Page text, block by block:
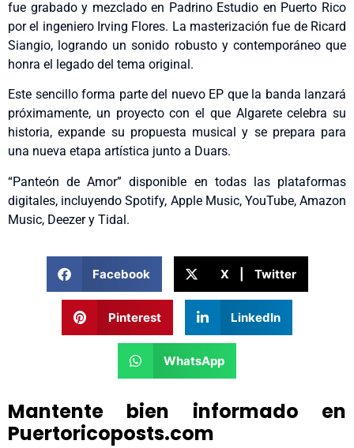
fue grabado y mezclado en Padrino Estudio en Puerto Rico
por el ingeniero Irving Flores. La masterización fue de Ricard
Siangio, logrando un sonido robusto y contemporáneo que
honra el legado del tema original.
Este sencillo forma parte del nuevo EP que la banda lanzará
próximamente, un proyecto con el que Algarete celebra su
historia, expande su propuesta musical y se prepara para
una nueva etapa artística junto a Duars.
“Panteón de Amor” disponible en todas las plataformas
digitales, incluyendo Spotify, Apple Music, YouTube, Amazon
Music, Deezer y Tidal.
Facebook X | Twitter
Pinterest LinkedIn
WhatsApp
Mantente bien informado en
Puertoricoposts.com